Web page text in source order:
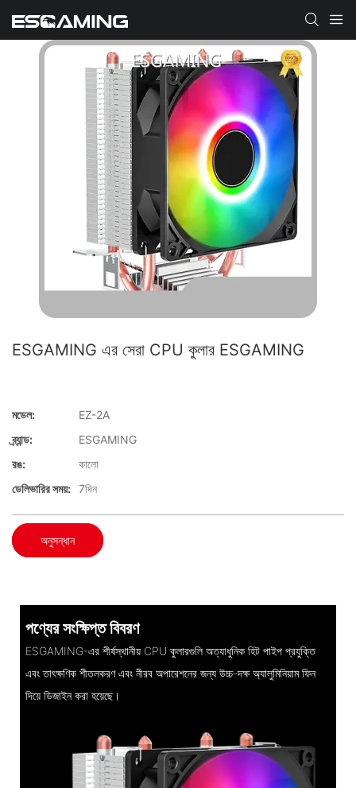
ESGAMING এর সেরা CPU কুলার ESGAMING
মডেল:
EZ-2A
ব্র্যান্ড:
ESGAMING
রঙ:
কালো
ডেলিভারির সময়: 7দিন
অনুসন্ধান
পণ্যের সংক্ষিপ্ত বিবরণ
ESGAMING-এর শীর্ষস্থানীয় CPU কুলারগুলি অত্যাধুনিক হিট পাইপ প্রযুক্তি
এবং তাৎক্ষণিক শীতলকরণ এবং নীরব অপারেশনের জন্য উচ্চ-দক্ষ অ্যালুমিনিয়াম ফিন
দিয়ে ডিজাইন করা হয়েছে।